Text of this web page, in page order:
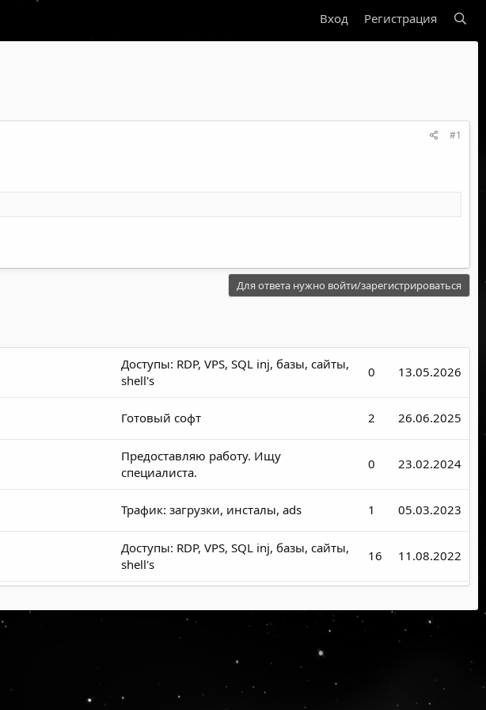
Вход Регистрация
#1
Для ответа нужно войти/зарегистрироваться
Доступы: RDP, VPS, SQL inj, базы, сайты,
shell's
0 13.05.2026
Готовый софт 2 26.06.2025
Предоставляю работу. Ищу
специалиста.
0 23.02.2024
Трафик: загрузки, инсталы, ads 1 05.03.2023
Доступы: RDP, VPS, SQL inj, базы, сайты,
shell's
16 11.08.2022
Раздачи и сливы 18.09.2020
13.09.2020